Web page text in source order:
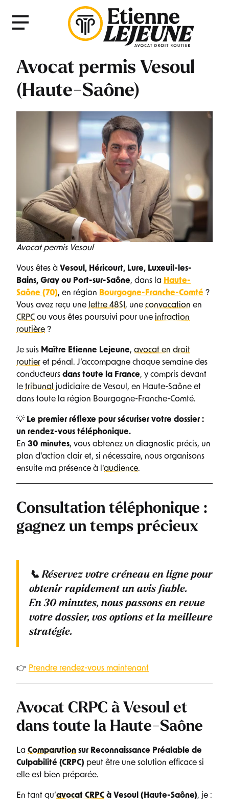
Menu
Avocat permis Vesoul
(Haute-Saône)
Avocat permis Vesoul
Vous êtes à Vesoul, Héricourt, Lure, Luxeuil-les-
Bains, Gray ou Port-sur-Saône, dans la Haute-
Saône (70), en région Bourgogne-Franche-Comté ?
Vous avez reçu une lettre 48SI , une convocation en
CRPC ou vous êtes poursuivi pour une infraction
routière ?
Je suis Maître Etienne Lejeune, avocat en droit
routier et pénal. J’accompagne chaque semaine des
conducteurs dans toute la France, y compris devant
le tribunal judiciaire de Vesoul, en Haute-Saône et
dans toute la région Bourgogne-Franche-Comté.
💡 Le premier réflexe pour sécuriser votre dossier :
un rendez-vous téléphonique.
En 30 minutes, vous obtenez un diagnostic précis, un
plan d’action clair et, si nécessaire, nous organisons
ensuite ma présence à l’audience.
Consultation téléphonique :
gagnez un temps précieux
📞Réservez votre créneau en ligne pour
obtenir rapidement un avis fiable.
En30 minutes, nous passons en revue
votre dossier, vos options et la meilleure
stratégie.
👉 Prendre rendez-vous maintenant
Avocat CRPC à Vesoul et
dans toute la Haute-Saône
La Comparution sur Reconnaissance Préalable de
Culpabilité (CRPC) peut être une solution efficace si
elle est bien préparée.
En tant qu’avocat CRPC à Vesoul (Haute-Saône), je :
Fermer